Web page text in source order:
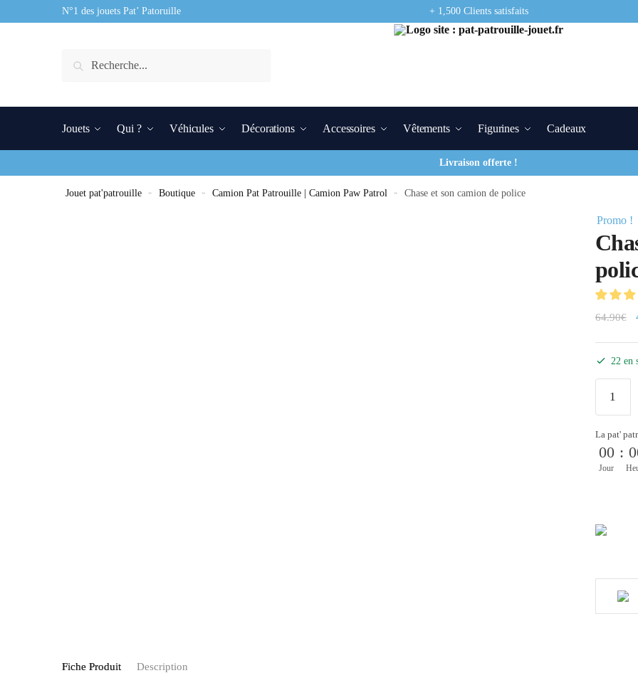
N°1 des jouets Pat’ Patoruille + 1,500 Clients satisfaits
Recherche
Jouets Qui ? Véhicules Décorations Accessoires Vêtements Figurines Cadeaux
Livraison offerte !
Jouet pat'patrouille » Boutique » Camion Pat Patrouille | Camion Paw Patrol » Chase et son camion de police
Promo !
64.90€
22 en
La pat'
00
Jour
:
Fiche Produit Description